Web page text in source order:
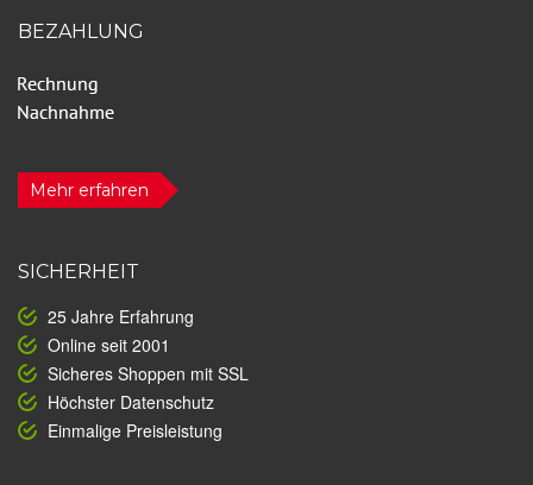
BEZAHLUNG
Mehr erfahren
SICHERHEIT
25 Jahre Erfahrung
Online seit 2001
Sicheres Shoppen mit SSL
Höchster Datenschutz
Einmalige Preisleistung